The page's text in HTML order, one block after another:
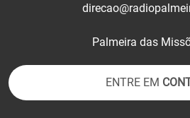
Palmeira das
ENTRE EM